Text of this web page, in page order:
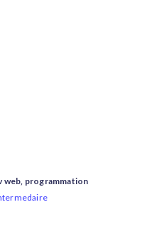
web, programmation